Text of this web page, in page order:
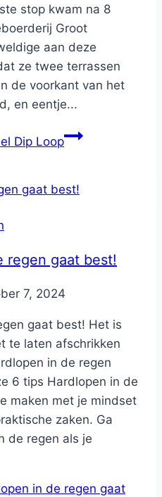
stop kwam na 8
Groot
aan deze
ze twee terrassen
de voorkant van het
en eentje...
Dip Loop
regen gaat best!
7, 2024
gaat best! Het is
te laten afschrikken
in de regen
6 tips Hardlopen in de
maken met je mindset
zaken. Ga
de regen als je
in de regen gaat